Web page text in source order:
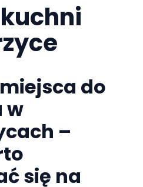
do
w
–
się na